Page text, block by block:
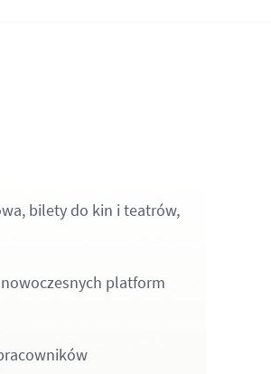
bilety do kin i teatrów,
platform